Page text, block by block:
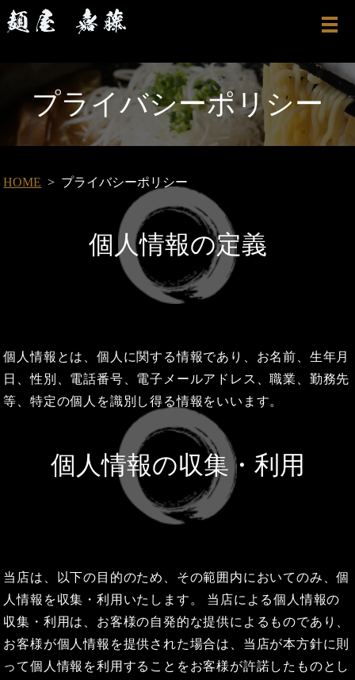
プライバシーポリシー
HOME プライバシーポリシー
個人情報の定義
個人情報とは、個人に関する情報であり、お名前、生年月
日、性別、電話番号、電子メールアドレス、職業、勤務先
等、特定の個人を識別し得る情報をいいます。
個人情報の収集・利用
当店は、以下の目的のため、その範囲内においてのみ、個
人情報を収集・利用いたします。 当店による個人情報の
収集・利用は、お客様の自発的な提供によるものであり、
お客様が個人情報を提供された場合は、当店が本方針に則
って個人情報を利用することをお客様が許諾したものとし